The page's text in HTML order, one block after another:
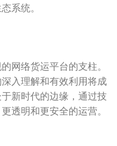
系统。
网络货运平台的支柱。
入理解和有效利用将成
新时代的边缘，通过技
透明和更安全的运营。